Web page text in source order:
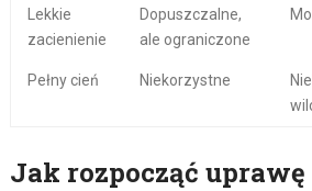
Lekkie
zacienienie
Dopuszczalne,
ale ograniczone
Pełny cień Niekorzystne
Jak rozpocząć uprawę